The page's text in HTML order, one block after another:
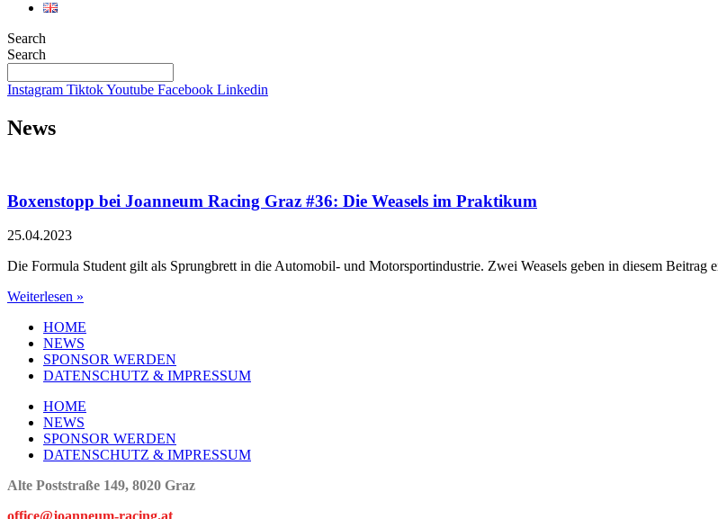
Search
Search
Instagram TiktokYoutube Facebook Linkedin
News
Boxenstopp bei Joanneum Racing Graz #36: Die Weasels im Praktikum
25.04.2023
Die Formula Student gilt als Sprungbrett in die Automobil- und Motorsportindustrie. Zwei Weasels geben in diesem Beitrag
Weiterlesen »
HOME
NEWS
SPONSOR WERDEN
DATENSCHUTZ & IMPRESSUM
HOME
NEWS
SPONSOR WERDEN
DATENSCHUTZ & IMPRESSUM
Alte Poststraße 149, 8020 Graz